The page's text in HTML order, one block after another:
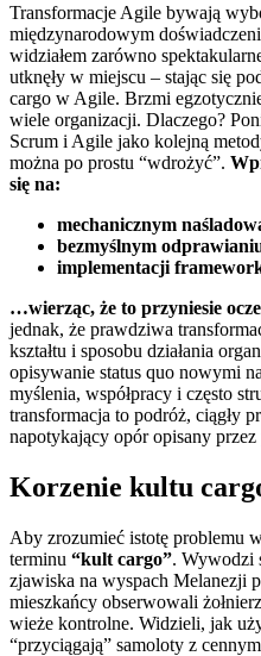
Transformacje Agile bywają
międzynarodowym
widziałem zarówno
utknęły w miejscu – stając się
cargo w Agile. Brzmi
wiele organizacji. Dlaczego?
Scrum i Agile jako kolejną
można po prostu “wdrożyć”.
się na:
mechanicznym
bezmyślnym
implementacji
…wierząc, że to przyniesie
jednak, że prawdziwa
kształtu i sposobu działania
opisywanie status quo nowymi
myślenia, współpracy i często
transformacja to podróż, ciągły
napotykający opór opisany przez
Korzenie kultu
Aby zrozumieć istotę problemu
terminu “kult cargo”. Wywodzi
zjawiska na wyspach Melanezji
mieszkańcy obserwowali
wieże kontrolne. Widzieli, jak
“przyciągają” samoloty z